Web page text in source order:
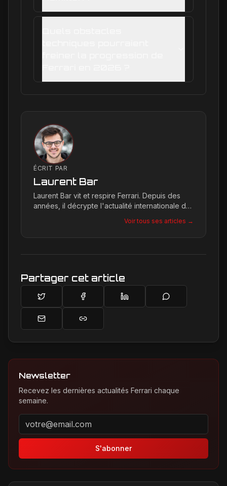
ÉCRIT PAR
Laurent Bar
Laurent Bar vit et respire Ferrari. Depuis des
années, il décrypte l'actualité internationale du
détails qui façonnent la légende de la marque.
Son site, Ferrari Passion, est le reflet de son
Maranello.
Voir tous ses articles →
Partager cet article
Newsletter
Recevez les dernières actualités Ferrari chaque
semaine.
Adresse email pour la newsletter
S'abonner